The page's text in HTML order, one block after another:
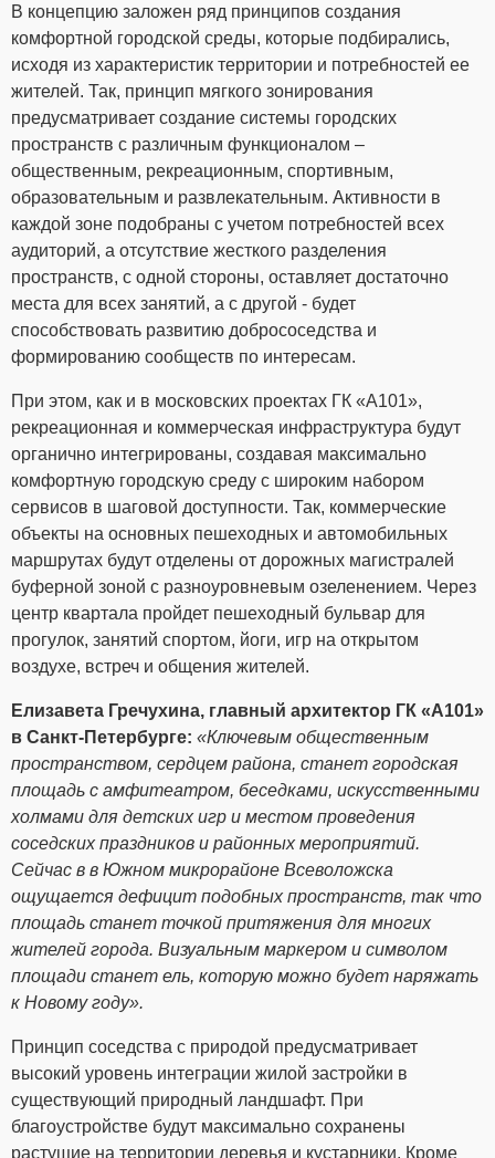
В концепцию заложен ряд принципов создания
комфортной городской среды, которые подбирались,
исходя из характеристик территории и потребностей ее
жителей. Так, принцип мягкого зонирования
предусматривает создание системы городских
пространств с различным функционалом –
общественным, рекреационным, спортивным,
образовательным и развлекательным. Активности в
каждой зоне подобраны с учетом потребностей всех
аудиторий, а отсутствие жесткого разделения
пространств, с одной стороны, оставляет достаточно
места для всех занятий, а с другой - будет
способствовать развитию добрососедства и
формированию сообществ по интересам.
При этом, как и в московских проектах ГК «А101»,
рекреационная и коммерческая инфраструктура будут
органично интегрированы, создавая максимально
комфортную городскую среду с широким набором
сервисов в шаговой доступности. Так, коммерческие
объекты на основных пешеходных и автомобильных
маршрутах будут отделены от дорожных магистралей
буферной зоной с разноуровневым озеленением. Через
центр квартала пройдет пешеходный бульвар для
прогулок, занятий спортом, йоги, игр на открытом
воздухе, встреч и общения жителей.
Елизавета Гречухина, главный архитектор ГК «А101»
в Санкт-Петербурге: «Ключевым общественным
пространством, сердцем района, станет городская
площадь с амфитеатром, беседками, искусственными
холмами для детских игр и местом проведения
соседских праздников и районных мероприятий.
Сейчас в в Южном микрорайоне Всеволожска
ощущается дефицит подобных пространств, так что
площадь станет точкой притяжения для многих
жителей города. Визуальным маркером и символом
площади станет ель, которую можно будет наряжать
к Новому году».
Принцип соседства с природой предусматривает
высокий уровень интеграции жилой застройки в
существующий природный ландшафт. При
благоустройстве будут максимально сохранены
растущие на территории деревья и кустарники. Кроме